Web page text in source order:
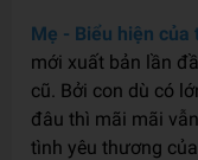
Mẹ - Biểu hiện của
mới xuất bản lần
cũ. Bởi con dù có
đâu thì mãi mãi
tình yêu thương